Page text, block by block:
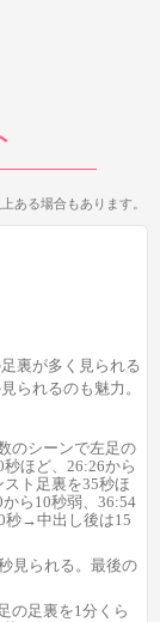
ールドの左足の
途中から生足裏
は15秒くらい
きホールドの足
の黒パンスト
時の生足裏はシ
ある場合もあります。
裏が多く見られる
られるのも魅力。
のシーンで左足の
ほど、26:26から
ト足裏を35秒ほ
ら10秒弱、36:54
秒→中出し後は15
見られる。最後の
の足裏を1分くら